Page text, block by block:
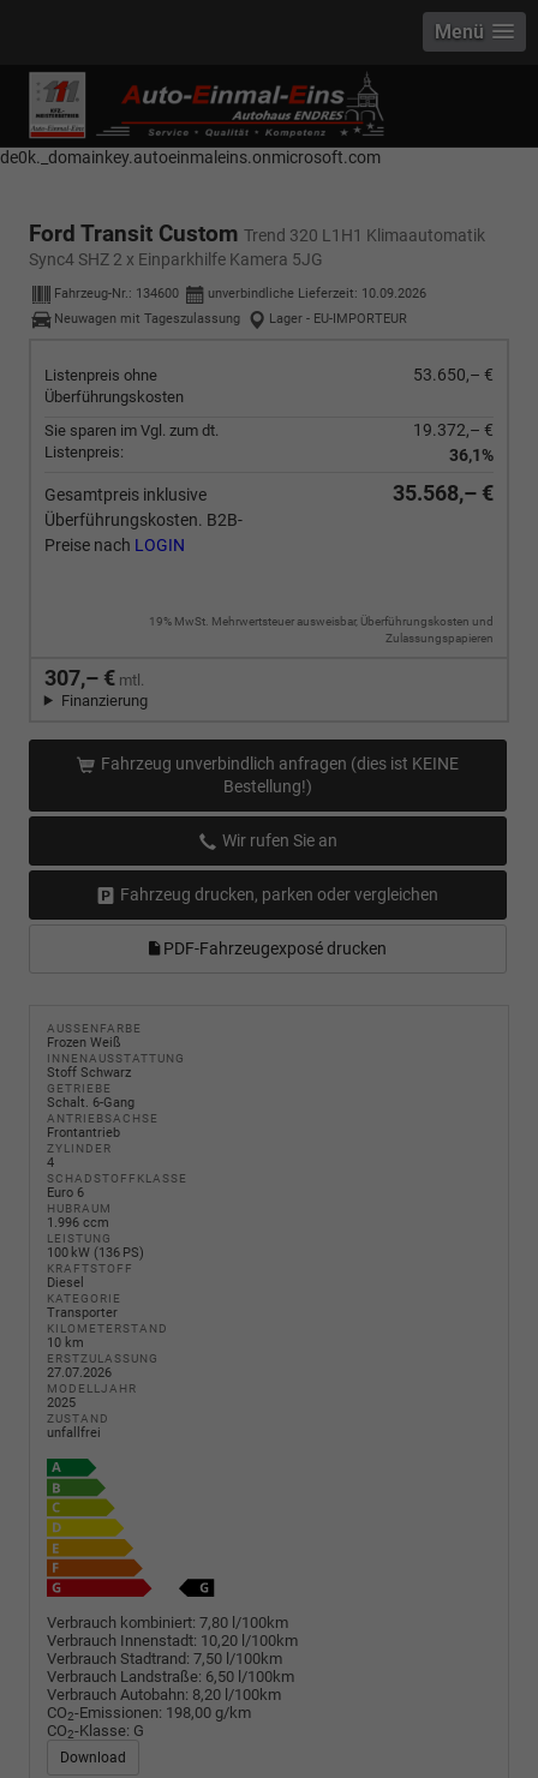
------------ Host Name : selector1._domainkey Points to address or value:
selector1-aee-de0k._domainkey.autoeinmaleins.onmicrosoft.com Host
Name : selector2._domainkey Points to address or value: selector2-aee-
de0k._domainkey.autoeinmaleins.onmicrosoft.com
Menü
Ford Transit Custom Trend 320 L1H1 Klimaautomatik
Sync4 SHZ 2 x Einparkhilfe Kamera 5JG
Fahrzeug-Nr.: 134600 unverbindliche Lieferzeit: 10.09.2026
Neuwagen mit Tageszulassung
Lager - EU-IMPORTEUR
Listenpreis ohne
Überführungskosten
53.650,– €
Sie sparen im Vgl. zum dt.
Listenpreis:
19.372,– €
36,1%
Gesamtpreis inklusive
Überführungskosten. B2B-
Preise nach LOGIN
35.568,– €
19% MwSt. Mehrwertsteuer ausweisbar, Überführungskosten und
Zulassungspapieren
307,– € mtl.
Finanzierung
Fahrzeug unverbindlich anfragen (dies ist KEINE
Bestellung!)
Wir rufen Sie an
Fahrzeug drucken, parken oder vergleichen
PDF-Fahrzeugexposé drucken
AUSSENFARBE
Frozen Weiß
INNENAUSSTATTUNG
Stoff Schwarz
GETRIEBE
Schalt. 6-Gang
ANTRIEBSACHSE
Frontantrieb
ZYLINDER
4
SCHADSTOFFKLASSE
Euro 6
HUBRAUM
1.996 ccm
LEISTUNG
100 kW (136 PS)
KRAFTSTOFF
Diesel
KATEGORIE
Transporter
KILOMETERSTAND
10 km
ERSTZULASSUNG
27.07.2026
MODELLJAHR
2025
ZUSTAND
unfallfrei
Verbrauch kombiniert: 7,80 l/100km
Verbrauch Innenstadt: 10,20 l/100km
Verbrauch Stadtrand: 7,50 l/100km
Verbrauch Landstraße: 6,50 l/100km
Verbrauch Autobahn: 8,20 l/100km
CO2-Emissionen: 198,00 g/km
CO2-Klasse: G
Download